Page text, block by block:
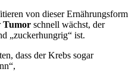
von dieser Ernährungsform
Tumor schnell wächst, der
„zuckerhungrig“ ist.
dass der Krebs sogar